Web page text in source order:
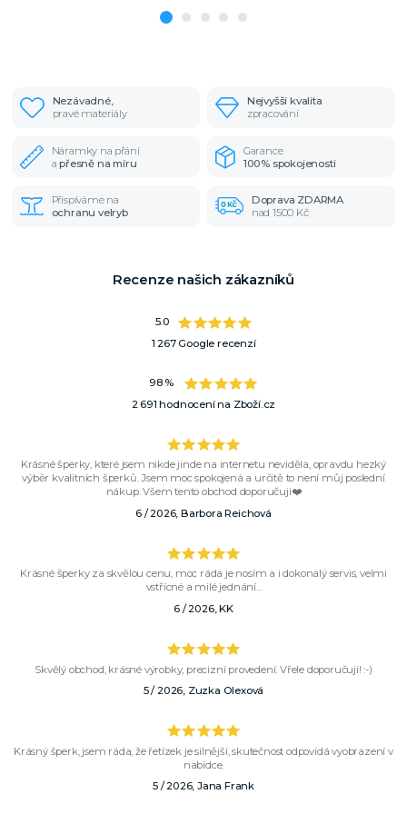
Nezávadné,
pravé materiály
Nejvyšší kvalita
zpracování
Náramky na přání
apřesně na míru
Garance
100% spokojenosti
Přispíváme na
ochranu velryb
Doprava ZDARMA
nad 1500 Kč
Recenze našich zákazníků
5.0
1 267 Google recenzí
98 %
2 691 hodnocení na Zboží.cz
Krásné šperky, které jsem nikde jinde na internetu neviděla, opravdu hezký
výběr kvalitních šperků. Jsem moc spokojená a určitě to není můj poslední
nákup. Všem tento obchod doporučuji❤️
6 / 2026, Barbora Reichová
Krásné šperky za skvělou cenu, moc ráda je nosím a i dokonalý servis, velmi
vstřícné a milé jednání...
6 / 2026, KK
Skvělý obchod, krásné výrobky, precizní provedení. Vřele doporučuji! :-)
5 / 2026, Zuzka Olexová
Krásný šperk, jsem ráda, že řetízek je silnější, skutečnost odpovídá vyobrazení v
nabídce.
5 / 2026, Jana Frank